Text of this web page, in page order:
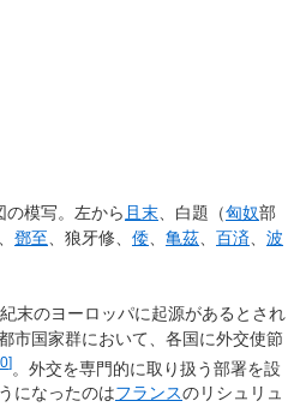
の模写。左から 且末 、白題（匈奴部
鄧至 、狼牙修、 倭 亀茲 百済
波
末のヨーロッパに起源があるとされ
市国家群において、各国に外交使節
]。外交を専門的に取り扱う部署を設
になったのはフランスのリシュリュ